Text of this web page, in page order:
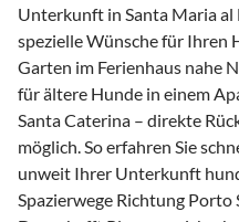
Unterkunft in Santa Maria
spezielle Wünsche für Ihren
Garten im Ferienhaus nahe
für ältere Hunde in einem
Santa Caterina – direkte
möglich. So erfahren Sie
unweit Ihrer Unterkunft
Spazierwege Richtung Porto